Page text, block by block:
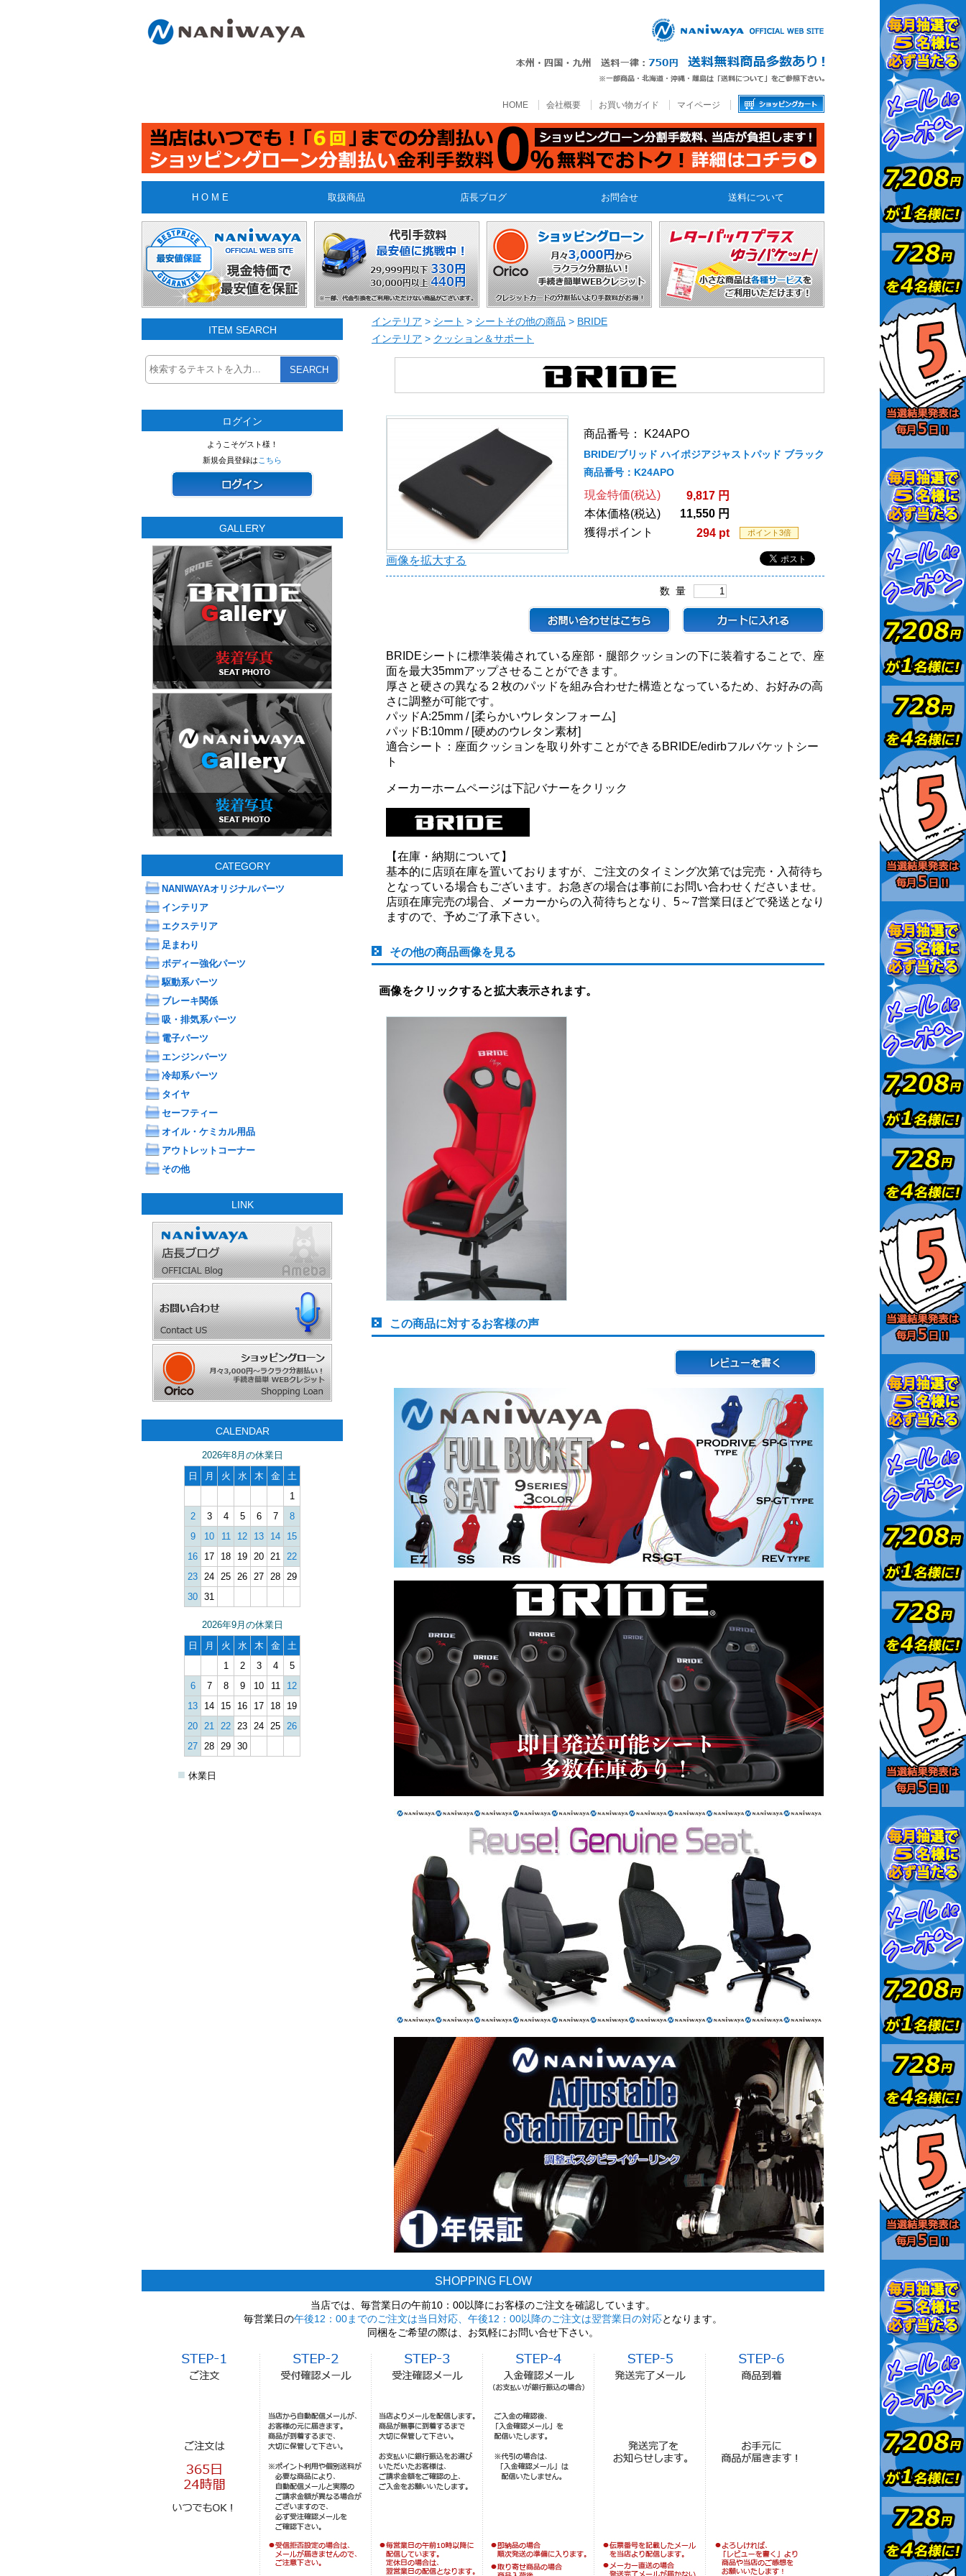
HOME 会社概要 お買い物ガイド マイページ
H O M E 取扱商品 店長ブログ お問合せ 送料について
ITEM SEARCH
SEARCH
ログイン
ようこそゲスト様！
新規会員登録は こちら
GALLERY
CATEGORY
NANIWAYAオリジナルパーツ
インテリア
エクステリア
足まわり
ボディー強化パーツ
駆動系パーツ
ブレーキ関係
吸・排気系パーツ
電子パーツ
エンジンパーツ
冷却系パーツ
タイヤ
セーフティー
オイル・ケミカル用品
アウトレットコーナー
その他
LINK
CALENDAR
2026年8月の休業日
日
月 火 水 木 金
土
1
2
3 4 5 6 7
8
9
10 11 12 13 14
15
16
17 18 19 20 21 22
23 24 25 26 27 28 29
30 31
2026年9月の休業日
日
月 火 水 木 金
土
1
2 3 4
5
6
7 8 9 10 11
12
13
14 15 16 17 18
19
20 21 22 23 24 25 26
27 28 29 30
■ 休業日
インテリア > シート > シートその他の商品 > BRIDE
インテリア > クッション＆サポート
画像を拡大する
商品番号： K24APO
BRIDE/ブリッド ハイポジアジャストパッド ブラック
商品番号：K24APO
現金特価(税込)
9,817 円
本体価格(税込)
11,550 円
獲得ポイント
294 pt ポイント3倍
数 量
BRIDEシートに標準装備されている座部・腿部クッションの下に装着することで、座
面を最大35mmアップさせることができます。
厚さと硬さの異なる２枚のパッドを組み合わせた構造となっているため、お好みの高
さに調整が可能です。
パッドA:25mm / [柔らかいウレタンフォーム]
パッドB:10mm / [硬めのウレタン素材]
適合シート：座面クッションを取り外すことができるBRIDE/edirbフルバケットシー
ト
メーカーホームページは下記バナーをクリック
【在庫・納期について】
基本的に店頭在庫を置いておりますが、ご注文のタイミング次第では完売・入荷待ち
となっている場合もございます。お急ぎの場合は事前にお問い合わせくださいませ。
店頭在庫完売の場合、メーカーからの入荷待ちとなり、5～7営業日ほどで発送となり
ますので、予めご了承下さい。
その他の商品画像を見る
画像をクリックすると拡大表示されます。
この商品に対するお客様の声
SHOPPING FLOW
当店では、毎営業日の午前10：00以降にお客様のご注文を確認しています。
毎営業日の午後12：00までのご注文は当日対応、午後12：00以降のご注文は翌営業日の対応となります。
同梱をご希望の際は、お気軽にお問い合せ下さい。